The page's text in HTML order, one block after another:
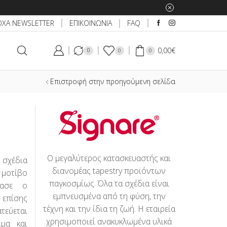
NEWSLETTER ΕΠΙΚΟΙΝΩΝΙΑ
FAQ
0 0 0 0,00€
Επιστροφή στην προηγούμενη σελίδα
ο
και
Ο μεγαλύτερος κατασκευαστής και
διανομέας tapestry προϊόντων
παγκοσμίως. Όλα τα σχέδια είναι
εμπνευσμένα από τη φύση, την
τέχνη και την ίδια τη ζωή. Η εταιρεία
χρησιμοποιεί ανακυκλωμένα υλικά